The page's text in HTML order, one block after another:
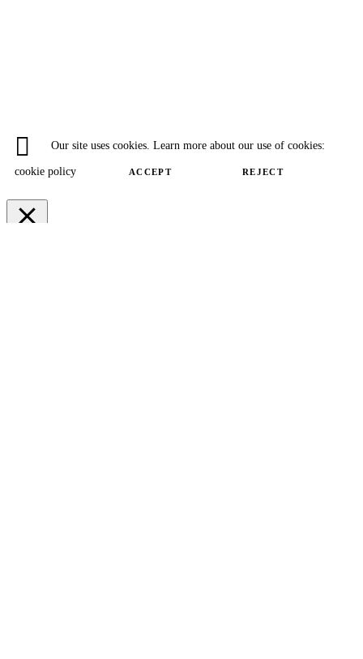
Our site uses cookies. Learn more about our use of cookies:
cookie policy ACCEPT REJECT